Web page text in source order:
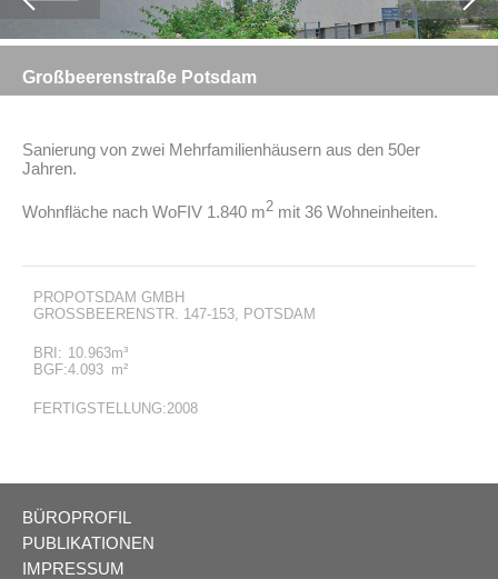
Großbeerenstraße Potsdam
Sanierung von zwei Mehrfamilienhäusern aus den 50er
Jahren.
Wohnfläche nach WoFIV 1.840 m2 mit 36 Wohneinheiten.
PROPOTSDAM GMBH
GROSSBEERENSTR. 147-153, POTSDAM
BRI: 10.963m³
BGF:4.093 m²
FERTIGSTELLUNG:2008
BÜROPROFIL
PUBLIKATIONEN
IMPRESSUM